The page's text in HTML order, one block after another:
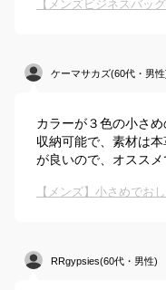
ケーマサカズ(60代・男性
カラーが３色の小さ
収納可能で、素材は
が良いので、オススメ
RRgypsies(60代・男性)